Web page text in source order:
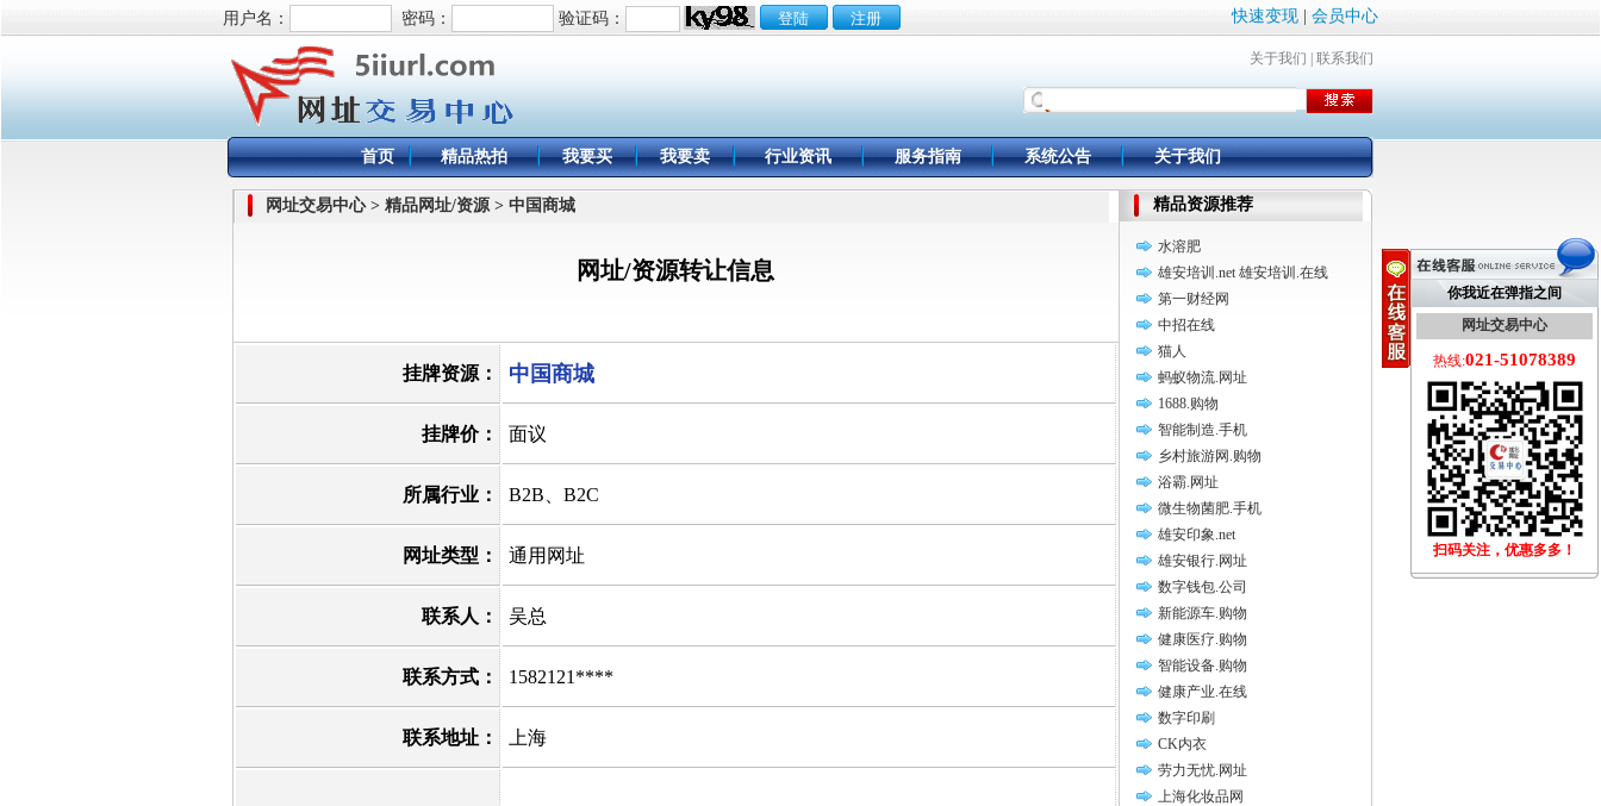
快速变现| 会员中心
用户名： 密码： 验证码：
你我近在弹指之间
网址交易中心
热线:021-51078389
扫码关注，优惠多多！
关于我们 联系我们
首页 精品热拍 我要买 我要卖 行业资讯 服务指南 系统公告 关于我们
网址交易中心 > 精品网址/资源 > 中国商城
网址/资源转让信息
挂牌资源： 中国商城
挂牌价： 面议
所属行业： B2B、B2C
网址类型： 通用网址
联系人： 吴总
联系方式： 1582121****
联系地址： 上海
精品资源推荐
水溶肥
雄安培训.net 雄安培训.在线
第一财经网
中招在线
猫人
蚂蚁物流.网址
1688.购物
智能制造.手机
乡村旅游网.购物
浴霸.网址
微生物菌肥.手机
雄安印象.net
雄安银行.网址
数字钱包.公司
新能源车.购物
健康医疗.购物
智能设备.购物
健康产业.在线
数字印刷
CK内衣
劳力无忧.网址
上海化妆品网